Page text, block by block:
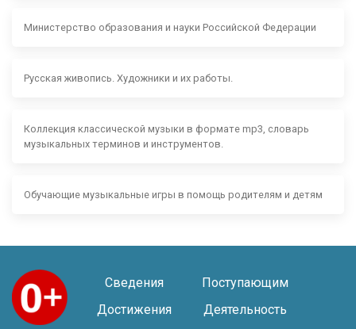
Министерство образования и науки Российской Федерации
Русская живопись. Художники и их работы.
Коллекция классической музыки в формате mp3, словарь
музыкальных терминов и инструментов.
Обучающие музыкальные игры в помощь родителям и детям
Сведения
Поступающим
Достижения
Деятельность